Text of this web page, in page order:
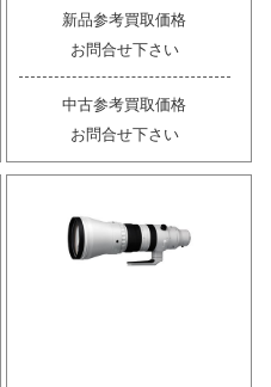
新品参考買取価格
お問合せ下さい
中古参考買取価格
お問合せ下さい